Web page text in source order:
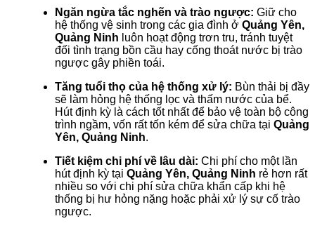
Ngăn ngừa tắc nghẽn và trào ngược: Giữ cho
hệ thống vệ sinh trong các gia đình ở Quảng Yên,
Quảng Ninh luôn hoạt động trơn tru, tránh tuyệt
đối tình trạng bồn cầu hay cống thoát nước bị trào
ngược gây phiền toái.
Tăng tuổi thọ của hệ thống xử lý: Bùn thải bị đầy
sẽ làm hỏng hệ thống lọc và thấm nước của bể.
Hút định kỳ là cách tốt nhất để bảo vệ toàn bộ công
trình ngầm, vốn rất tốn kém để sửa chữa tại Quảng
Yên, Quảng Ninh.
Tiết kiệm chi phí về lâu dài: Chi phí cho một lần
hút định kỳ tại Quảng Yên, Quảng Ninh rẻ hơn rất
nhiều so với chi phí sửa chữa khẩn cấp khi hệ
thống bị hư hỏng nặng hoặc phải xử lý sự cố trào
ngược.